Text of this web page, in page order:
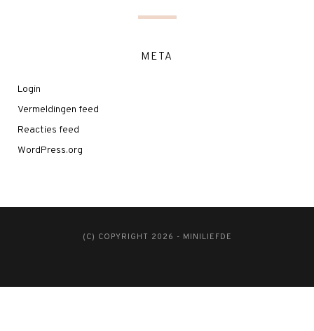
META
Login
Vermeldingen feed
Reacties feed
WordPress.org
(C) COPYRIGHT 2026 - MINILIEFDE